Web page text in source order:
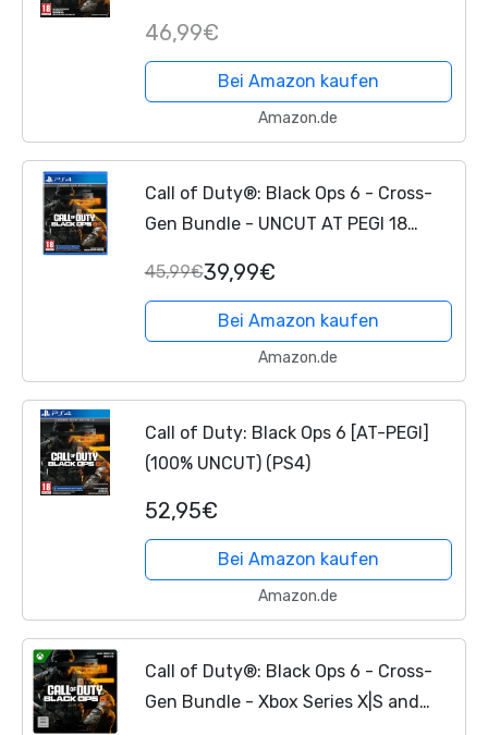
46,99€
Bei Amazon kaufen
Amazon.de
Call of Duty®: Black Ops 6 - Cross-
Gen Bundle - UNCUT AT PEGI 18
VERPACKUNG
45,99€39,99€
Bei Amazon kaufen
Amazon.de
Call of Duty: Black Ops 6 [AT-PEGI]
(100% UNCUT) (PS4)
52,95€
Bei Amazon kaufen
Amazon.de
Call of Duty®: Black Ops 6 - Cross-
Gen Bundle - Xbox Series X|S and